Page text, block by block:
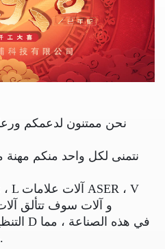
نحن ممتنون لدعمكم
، L آلات علامات ASER ، V
آلات Degassing Acuum ، و آلات سوف تتألق
التنظيف بالموجات فوق الصوتية D في هذه الصناعة ، مما
يجلب بداية قوية وأداء رائع.